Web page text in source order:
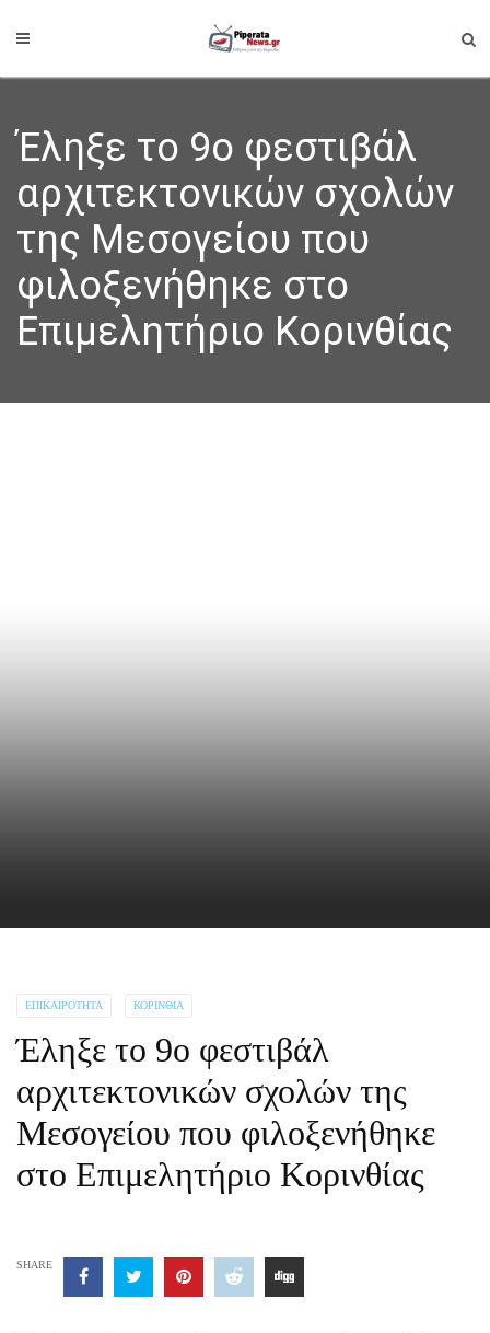
Έληξε το 9ο φεστιβάλ
αρχιτεκτονικών σχολών
της Μεσογείου που
φιλοξενήθηκε στο
Επιμελητήριο Κορινθίας
ΕΠΙΚΑΙΡΌΤΗΤΑ ΚΟΡΙΝΘΊΑ
Έληξε το 9ο φεστιβάλ
αρχιτεκτονικών σχολών της
Μεσογείου που φιλοξενήθηκε
στο Επιμελητήριο Κορινθίας
SHARE